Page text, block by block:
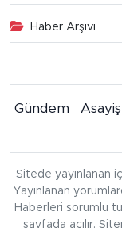
Haber Arşivi
Gündem Asayiş
Sitede yayınlanan
Yayınlanan
Haberleri sorumlu
sayfada açılır.